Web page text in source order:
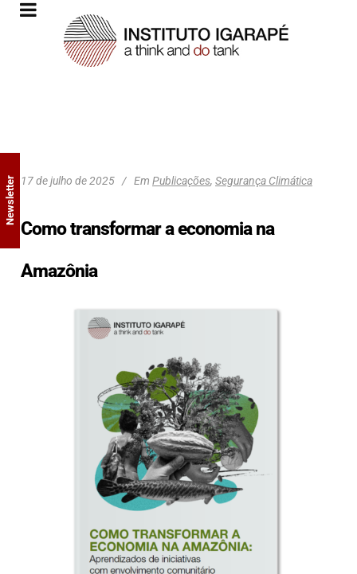
17 de julho de 2025 Em Publicações, Segurança Climática
Como transformar a economia na
Amazônia
Newsletter